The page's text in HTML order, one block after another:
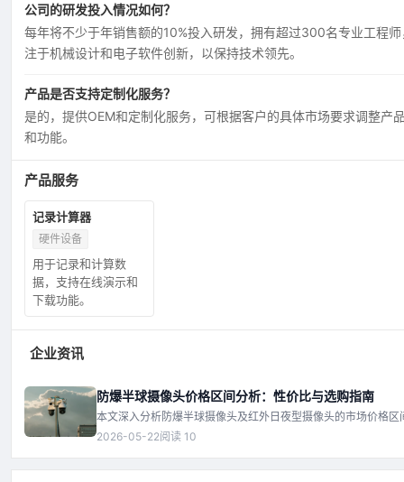
公司的研发投入情况如何？
每年将不少于年销售额的10%投入研发，拥有超过300名专业工程师
注于机械设计和电子软件创新，以保持技术领先。
产品是否支持定制化服务？
是的，提供OEM和定制化服务，可根据客户的具体市场要求调整产
和功能。
产品服务
记录计算器
硬件设备
用于记录和计算数
据，支持在线演示和
下载功能。
企业资讯
防爆半球摄像头价格区间分析：性价比与选购指南
本文深入分析防爆半球摄像头及红外日夜型摄像头的市场价格区
价比关键点，并解析影响价格的核心因素，如材质、传感器、防
2026-05-22阅读 10